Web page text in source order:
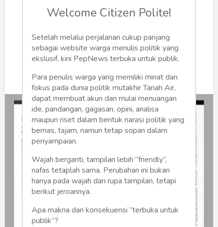
Humaniora
Sketsa
Tekno
Gaya
Wisata
Wanita
Gustaaf Kusno Pribadi
0 208
Welcome Citizen Polite!
Setelah melalui perjalanan cukup panjang
sebagai website warga menulis politik yang
ekslusif, kini PepNews terbuka untuk publik.
Para penulis warga yang memiliki minat dan
fokus pada dunia politik mutakhir Tanah Air,
dapat membuat akun dan mulai menuangan
ide, pandangan, gagasan, opini, analisa
maupun riset dalam bentuk narasi politik yang
bernas, tajam, namun tetap sopan dalam
penyampaian.
Wajah berganti, tampilan lebih “friendly”,
nafas tetaplah sama. Perubahan ini bukan
hanya pada wajah dan rupa tampilan, tetapi
berikut jeroannya.
Apa makna dan konsekuensi “terbuka untuk
publik”?